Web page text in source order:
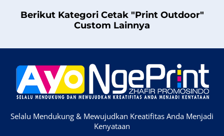
Berikut Kategori Cetak "Print Outdoor"
Custom Lainnya
Selalu Mendukung & Mewujudkan Kreatifitas Anda Menjadi
Kenyataan